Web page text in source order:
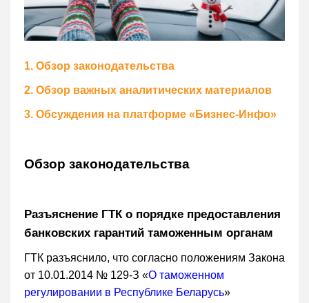
1. Обзор законодательства
2. Обзор важных аналитических материалов
3. Обсуждения на платформе «Бизнес-Инфо»
Обзор законодательства
Разъяснение ГТК о порядке предоставления
банковских гарантий таможенным органам
ГТК разъяснило, что согласно положениям Закона
от 10.01.2014 № 129-З «О таможенном
регулировании в Республике Беларусь»